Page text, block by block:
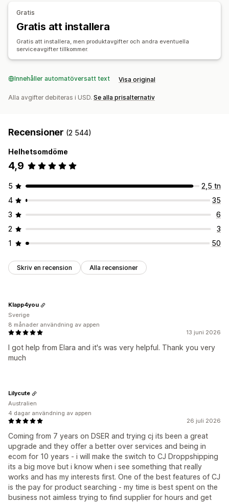
Inköpsställen
Kina
Storbritannien Tyskland
Julklappar Husdjursprodukter
Leveransalternativ
Uppdateringar i realtid Orderspårning
Gratis
Gratis att installera
Gratis att installera, men produktavgifter och andra eventuella
serviceavgifter tillkommer.
Innehåller automatöversatt text Visa original
Alla avgifter debiteras i USD. Se alla prisalternativ
Recensioner (2 544)
Helhetsomdöme
4,9
5
2,5 tn
4
35
3
6
2
3
1
50
Skriv en recension Alla recensioner
13 juni 2026
I got help from Elara and it's was very helpful. Thank you very
much
Klapp4you
Sverige
8 månader användning av appen
26 juli 2026
Coming from 7 years on DSER and trying cj its been a great
upgrade and they offer a better over services and being in
ecom for 10 years - i will make the switch to CJ Droppshipping
its a big move but i know when i see something that really
works and has my interests first. One of the best features of CJ
is the pay for product searching - my time is best spent on the
business not aimless trying to find supplier for hours and get
Lilycute
Australien
4 dagar användning av appen